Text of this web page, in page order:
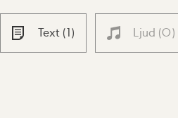
Text (1) Ljud (0)